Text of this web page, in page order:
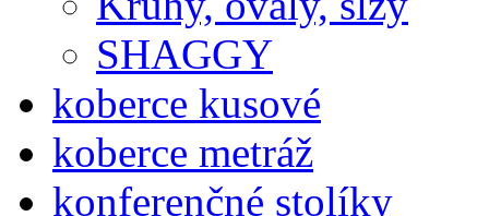
SHAGGY
koberce kusové
koberce metráž
konferenčné stolíky